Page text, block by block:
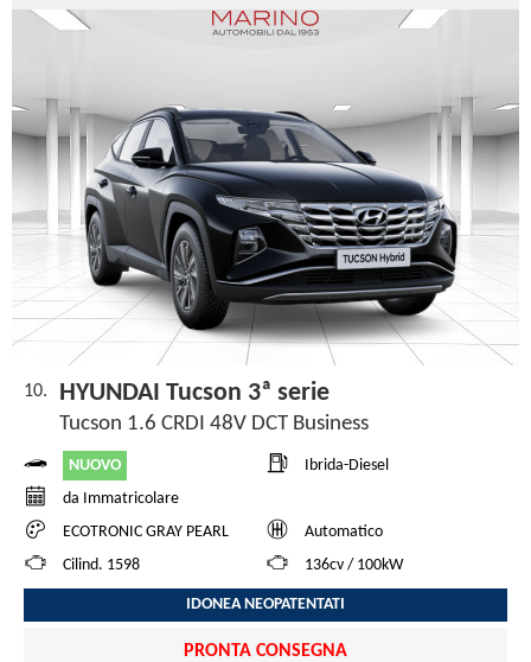
10. HYUNDAI Tucson 3ª serie
Tucson 1.6 CRDI 48V DCT Business
NUOVO
Ibrida-Diesel
da Immatricolare
ECOTRONIC GRAY PEARL
Automatico
Cilind. 1598
136cv / 100kW
IDONEA NEOPATENTATI
PRONTA CONSEGNA